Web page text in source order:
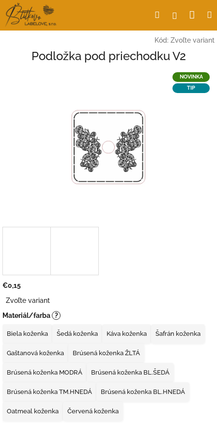
Prejsť
na
obsah
Hľadať
Kód: Zvoľte variant
Podložka pod priechodku V2
NOVINKA
TIP
€0,15
cena:
Zvoľte variant
Materiál/farba ?
Biela koženka Šedá koženka Káva koženka Šafrán koženka
Gaštanová koženka Brúsená koženka ŽLTÁ
Brúsená koženka MODRÁ Brúsená koženka BL.ŠEDÁ
Brúsená koženka TM.HNEDÁ Brúsená koženka BL.HNEDÁ
Oatmeal koženka Červená koženka